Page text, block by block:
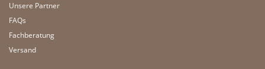
Unsere Partner
FAQs
Fachberatung
Versand